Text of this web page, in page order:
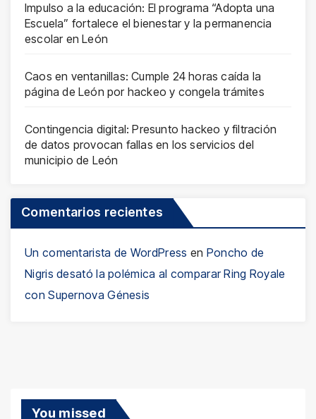
Impulso a la educación: El programa “Adopta una
Escuela” fortalece el bienestar y la permanencia
escolar en León
Caos en ventanillas: Cumple 24 horas caída la
página de León por hackeo y congela trámites
Contingencia digital: Presunto hackeo y filtración
de datos provocan fallas en los servicios del
municipio de León
Comentarios recientes
Un comentarista de WordPress en Poncho de
Nigris desató la polémica al comparar Ring Royale
con Supernova Génesis
You missed